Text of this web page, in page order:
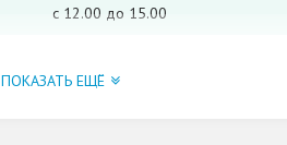
с 12.00 до 15.00
ПОКАЗАТЬ ЕЩЁ